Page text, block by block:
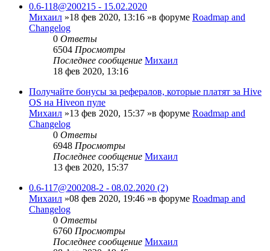
0.6-118@200215 - 15.02.2020
Михаил »18 фев 2020, 13:16 »в форуме Roadmap and
Changelog
0 Ответы
6504 Просмотры
Последнее сообщение Михаил
18 фев 2020, 13:16
Получайте бонусы за рефералов, которые платят за Hive
OS на Hiveon пуле
Михаил »13 фев 2020, 15:37 »в форуме Roadmap and
Changelog
0 Ответы
6948 Просмотры
Последнее сообщение Михаил
13 фев 2020, 15:37
0.6-117@200208-2 - 08.02.2020 (2)
Михаил »08 фев 2020, 19:46 »в форуме Roadmap and
Changelog
0 Ответы
6760 Просмотры
Последнее сообщение Михаил